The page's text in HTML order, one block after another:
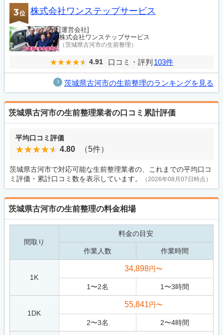
3位 株式会社ワンステップサービス
[運営会社]
株式会社ワンステップサービス
（茨城県古河市の生前整理）
4.91 口コミ・評判 103件
茨城県古河市の生前整理のランキングを見る
茨城県古河市の生前整理業者の口コミ累計評価
平均口コミ評価
4.80 （5件）
茨城県古河市で対応可能な生前整理業者の、これまでの平均口コ
ミ評価・累計口コミ数を表示しています。
（2026年08月07日時点）
茨城県古河市の生前整理の料金相場
間取り
料金の目安
作業人数 作業時間
1K
34,898円〜
1 〜2名 1 〜3時間
1DK
55,841円〜
2〜3名 2〜4時間